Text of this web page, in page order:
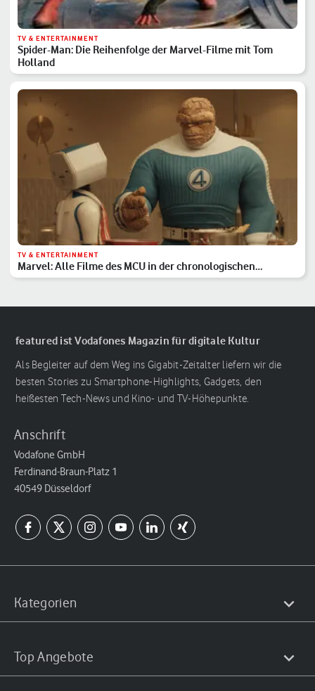
TV & ENTERTAINMENT
Spider-Man: Die Reihenfolge der Marvel-Filme mit Tom
Holland
TV & ENTERTAINMENT
Marvel: Alle Filme des MCU in der chronologischen
Reihenfolge
featured ist Vodafones Magazin für digitale Kultur
Als Begleiter auf dem Weg ins Gigabit-Zeitalter liefern wir die
besten Stories zu Smartphone-Highlights, Gadgets, den
heißesten Tech-News und Kino- und TV-Höhepunkte.
Anschrift
Vodafone GmbH
Ferdinand-Braun-Platz 1
40549 Düsseldorf
Kategorien
Top Angebote